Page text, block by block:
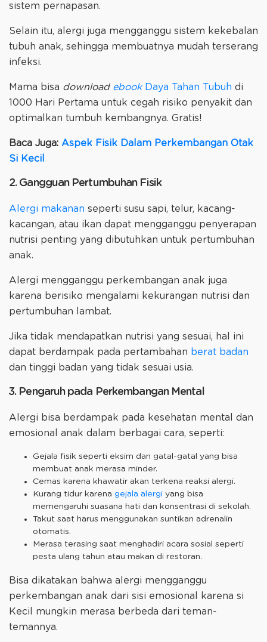
sistem pernapasan.
Selain itu, alergi juga mengganggu sistem kekebalan
tubuh anak, sehingga membuatnya mudah terserang
infeksi.
Mama bisa download ebook Daya Tahan Tubuh di
1000 Hari Pertama untuk cegah risiko penyakit dan
optimalkan tumbuh kembangnya. Gratis!
Baca Juga: Aspek Fisik Dalam Perkembangan Otak
Si Kecil
2. Gangguan Pertumbuhan Fisik
Alergi makanan seperti susu sapi, telur, kacang-
kacangan, atau ikan dapat mengganggu penyerapan
nutrisi penting yang dibutuhkan untuk pertumbuhan
anak.
Alergi mengganggu perkembangan anak juga
karena berisiko mengalami kekurangan nutrisi dan
pertumbuhan lambat.
Jika tidak mendapatkan nutrisi yang sesuai, hal ini
dapat berdampak pada pertambahan berat badan
dan tinggi badan yang tidak sesuai usia.
3. Pengaruh pada Perkembangan Mental
Alergi bisa berdampak pada kesehatan mental dan
emosional anak dalam berbagai cara, seperti:
Gejala fisik seperti eksim dan gatal-gatal yang bisa
membuat anak merasa minder.
Cemas karena khawatir akan terkena reaksi alergi.
Kurang tidur karena gejala alergi yang bisa
memengaruhi suasana hati dan konsentrasi di sekolah.
Takut saat harus menggunakan suntikan adrenalin
otomatis.
Merasa terasing saat menghadiri acara sosial seperti
pesta ulang tahun atau makan di restoran.
Bisa dikatakan bahwa alergi mengganggu
perkembangan anak dari sisi emosional karena si
Kecil mungkin merasa berbeda dari teman-
temannya.